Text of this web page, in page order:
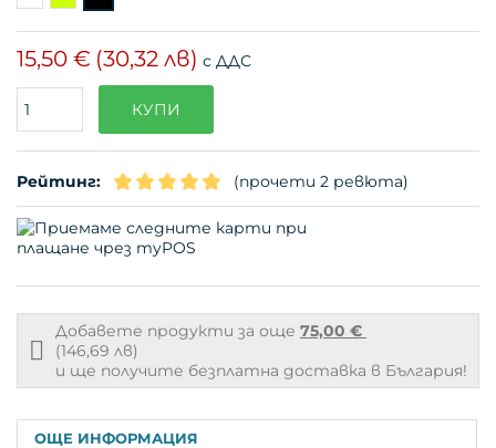
15,50 € (30,32 лв) с ДДС
Поръчайте
(бр.)
КУПИ
Рейтинг: (прочети 2 ревюта)
Free
shipping
Добавете продукти за още 75,00 €
(146,69 лв)
и ще получите безплатна доставка в България!
ОЩЕ ИНФОРМАЦИЯ